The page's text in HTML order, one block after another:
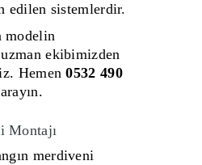
edilen sistemlerdir.
modelin
ekibimizden
Hemen0532 490
Montajı
merdiveni